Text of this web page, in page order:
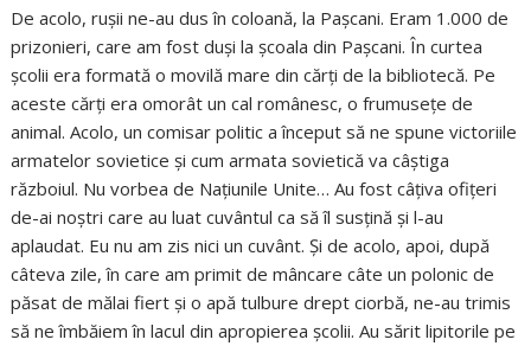
De acolo, rușii ne-au dus în coloană, la Pașcani. Eram 1.000 de
prizonieri, care am fost duși la școala din Pașcani. În curtea
școlii era formată o movilă mare din cărți de la bibliotecă. Pe
aceste cărți era omorât un cal românesc, o frumusețe de
animal. Acolo, un comisar politic a început să ne spune victoriile
armatelor sovietice și cum armata sovietică va câștiga
războiul. Nu vorbea de Națiunile Unite… Au fost câțiva ofițeri
de-ai noștri care au luat cuvântul ca să îl susțină și l-au
aplaudat. Eu nu am zis nici un cuvânt. Și de acolo, apoi, după
câteva zile, în care am primit de mâncare câte un polonic de
păsat de mălai fiert și o apă tulbure drept ciorbă, ne-au trimis
să ne îmbăiem în lacul din apropierea școlii. Au sărit lipitorile pe